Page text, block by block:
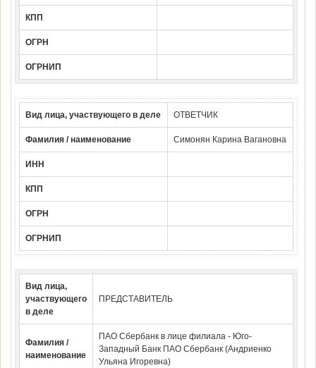
КПП
ОГРН
ОГРНИП
Вид лица, участвующего в деле ОТВЕТЧИК
Фамилия / наименование Симонян Карина Вагановна
ИНН
КПП
ОГРН
ОГРНИП
Вид лица,
участвующего
в деле
ПРЕДСТАВИТЕЛЬ
Фамилия /
наименование
ПАО Сбербанк в лице филиала - Юго-
Западный Банк ПАО Сбербанк (Андриенко
Ульяна Игоревна)